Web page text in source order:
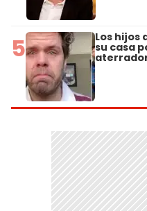
5 Los hijos
su casa